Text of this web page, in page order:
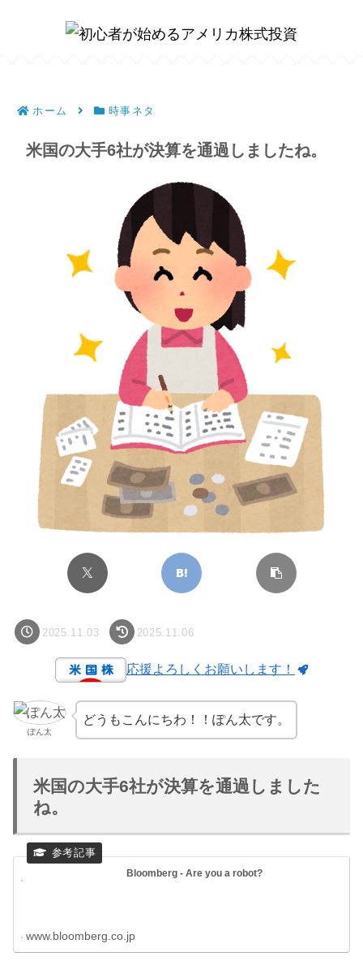
ホーム 時事ネタ
米国の大手6社が決算を通過しましたね。
2025.11.03 2025.11.06
応援よろしくお願いします！
ぽん太
どうもこんにちわ！！ぽん太です。
米国の大手6社が決算を通過しました
ね。
Bloomberg - Are you a robot?
www.bloomberg.co.jp